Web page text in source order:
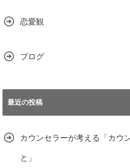
恋愛観
ブログ
最近の投稿
カウンセラーが考える「カウ
と」